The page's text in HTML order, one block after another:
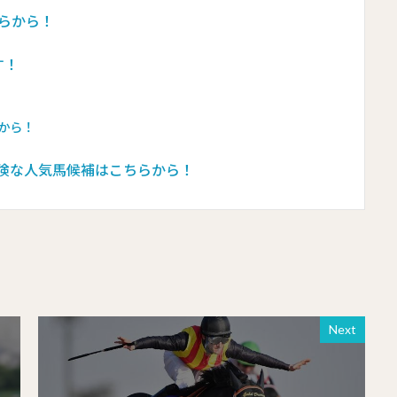
から！
ら！
な人気馬候補はこちらから！
Next